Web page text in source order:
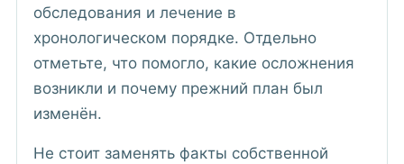
обследования и лечение в
хронологическом порядке. Отдельно
отметьте, что помогло, какие осложнения
возникли и почему прежний план был
изменён.
Не стоит заменять факты собственной